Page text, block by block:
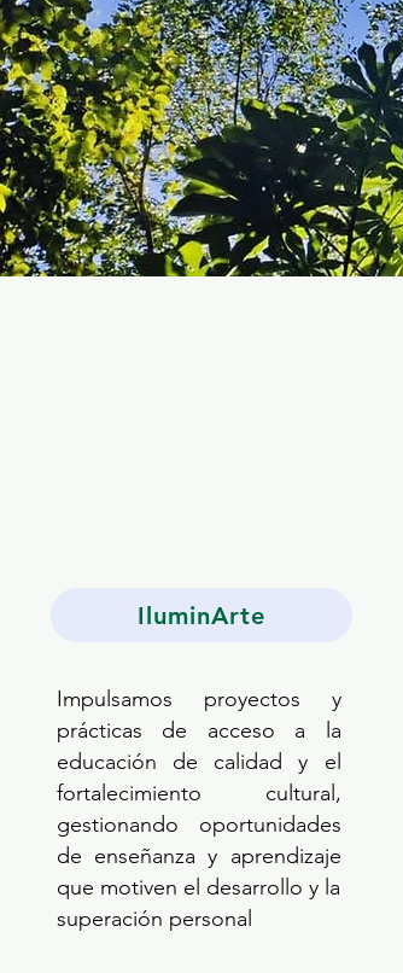
IluminArte
Impulsamos proyectos y
prácticas de acceso a la
educación de calidad y el
fortalecimiento cultural,
gestionando oportunidades
de enseñanza y aprendizaje
que motiven el desarrollo y la
superación personal